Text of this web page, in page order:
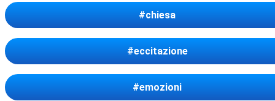
#chiesa
#eccitazione
#emozioni